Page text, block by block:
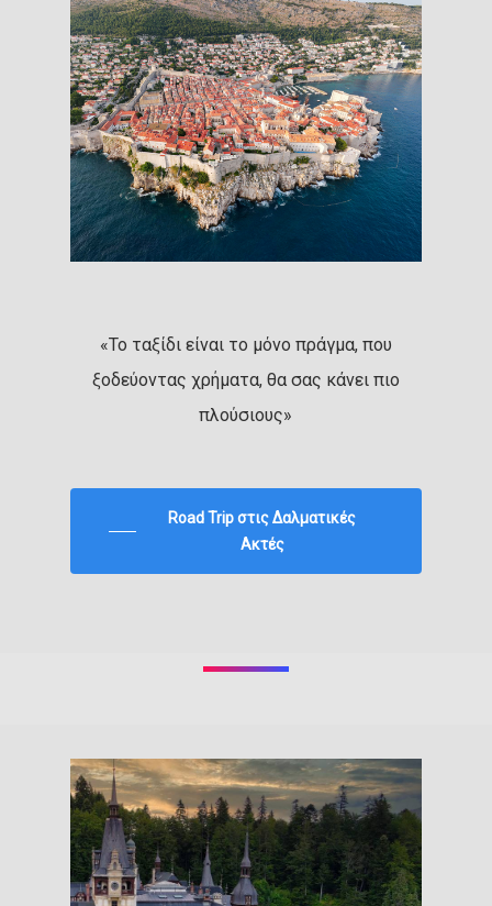
«Το ταξίδι είναι το μόνο πράγμα, που
ξοδεύοντας χρήματα, θα σας κάνει πιο
πλούσιους»
Road Trip στις Δαλματικές
Ακτές